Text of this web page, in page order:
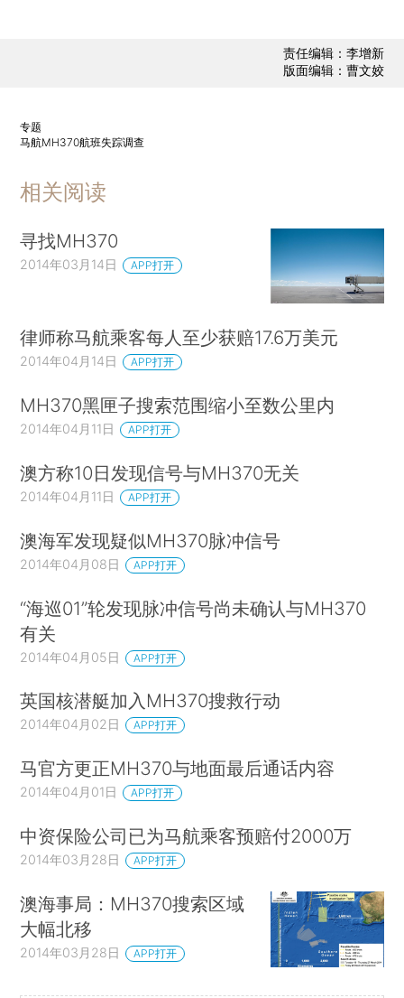
责任编辑：李增新
版面编辑：曹文姣
专题
马航MH370航班失踪调查
相关阅读
寻找MH370
2014年03月14日 APP打开
律师称马航乘客每人至少获赔17.6万美元
2014年04月14日 APP打开
MH370黑匣子搜索范围缩小至数公里内
2014年04月11日 APP打开
澳方称10日发现信号与MH370无关
2014年04月11日 APP打开
澳海军发现疑似MH370脉冲信号
2014年04月08日 APP打开
“海巡01”轮发现脉冲信号尚未确认与MH370
有关
2014年04月05日 APP打开
英国核潜艇加入MH370搜救行动
2014年04月02日 APP打开
马官方更正MH370与地面最后通话内容
2014年04月01日 APP打开
中资保险公司已为马航乘客预赔付2000万
2014年03月28日 APP打开
澳海事局：MH370搜索区域
大幅北移
2014年03月28日 APP打开